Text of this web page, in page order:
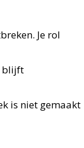
Je rol
blijft
is niet gemaakt